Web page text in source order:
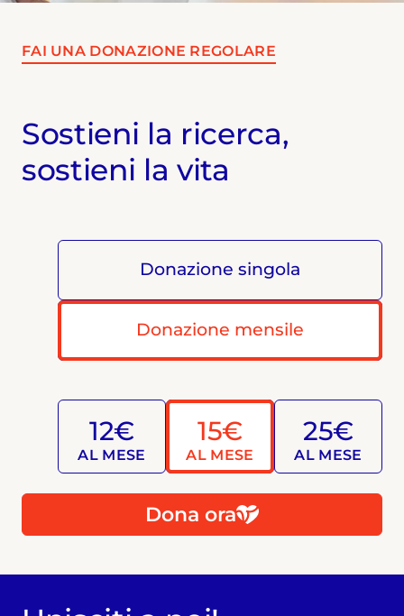
FAI UNA DONAZIONE REGOLARE
Sostieni la ricerca,
sostieni la vita
Donazione singola
Donazione mensile
12€
AL MESE
15€
AL MESE
25€
AL MESE
Dona ora